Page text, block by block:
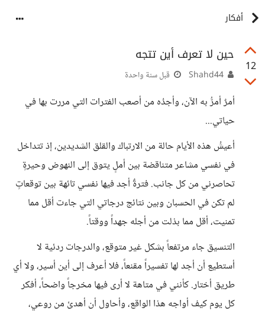
أفكار
12
حين لا تعرف أين تتجه
قبل سنة واحدة
أمرٌ أمرُّ به الآن، وأجدُه من أصعب الفترات التي مررت بها في
حياتي...
أعيشُ هذه الأيام حالة من الارتباك والقلق الشديدين، إذ تتداخل
في نفسي مشاعر متناقضة بين أملٍ يتوق إلى النهوض وحيرةٍ
تحاصرني من كل جانب. فترةٌ أجد فيها نفسي تائهة بين توقعاتٍ
لم تكن في الحسبان وبين نتائج درجاتي التي جاءت أقل مما
تمنيت، أقل مما بذلت من أجله جهداً ووقتاً.
التنسيق جاء مرتفعاً بشكل غير متوقع، والدرجات ردئية لا
أستطيع أن أجد لها تفسيراً مقنعاً، فلا أعرف إلى أين أسير، ولا أي
طريق أختار. كأنني في متاهة لا أرى فيها مخرجاً واضحاً، أفكر
كل يوم كيف أواجه هذا الواقع، وأحاول أن أهدئ من روعي،